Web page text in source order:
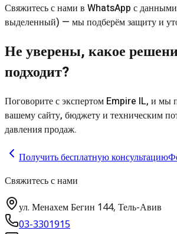
Свяжитесь с нами в WhatsApp с
выделенный) — мы подберём защиту и
Не уверены, какое
подходит?
Поговорите с экспертом Empire IL, и мы
вашему сайту, бюджету и техническим
давления продаж.
Получить бесплатную консультацию
Свяжитесь с нами
ул. Менахем Бегин 144, Тель-Авив
03-3301915